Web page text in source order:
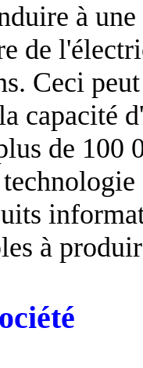
à
de
Ceci
capacité
de 100
à